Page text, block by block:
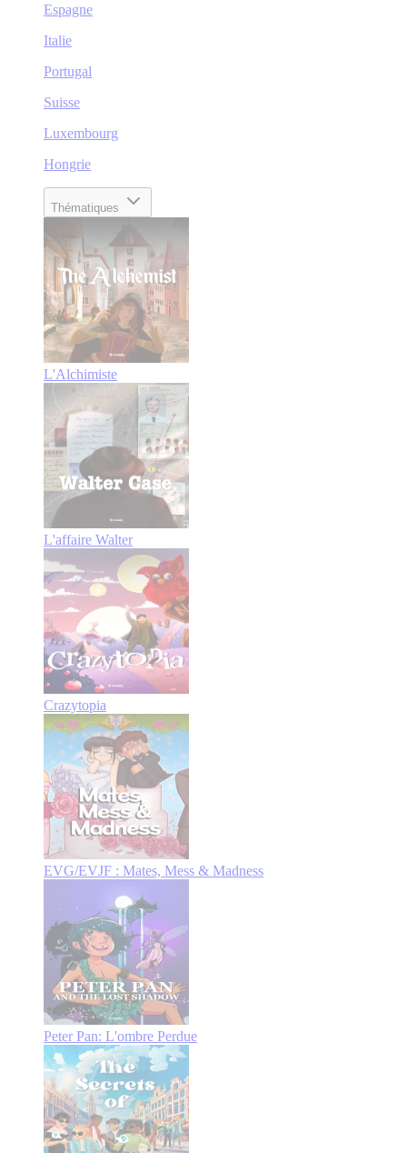
Espagne
Italie
Portugal
Suisse
Luxembourg
Hongrie
Thématiques
L'Alchimiste
L'affaire Walter
Crazytopia
EVG/EVJF : Mates, Mess & Madness
Peter Pan: L'ombre Perdue